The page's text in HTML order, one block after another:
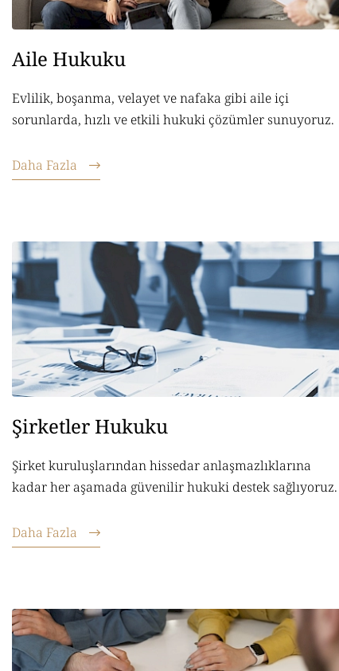
Aile Hukuku
Evlilik, boşanma, velayet ve nafaka gibi aile içi
sorunlarda, hızlı ve etkili hukuki çözümler sunuyoruz.
Daha Fazla
Şirketler Hukuku
Şirket kuruluşlarından hissedar anlaşmazlıklarına
kadar her aşamada güvenilir hukuki destek sağlıyoruz.
Daha Fazla